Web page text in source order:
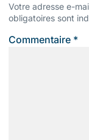
Votre adresse e-
obligatoires sont
Commentaire *